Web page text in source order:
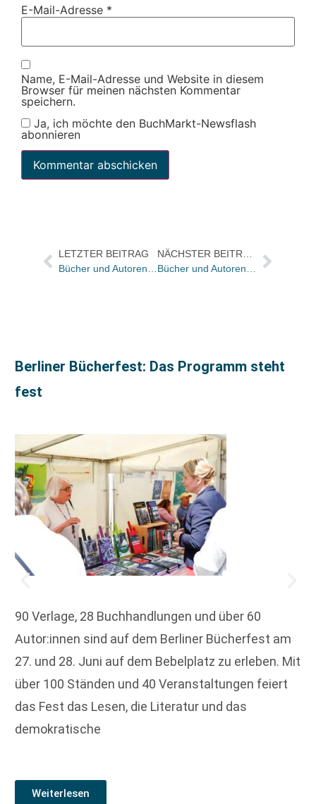
E-Mail-Adresse *
Name, E-Mail-Adresse und Website in diesem
Browser für meinen nächsten Kommentar
speichern.
Ja, ich möchte den BuchMarkt-Newsflash
abonnieren
LETZTER BEITRAG
Berliner Bücherfest: Das Programm steht
fest
90 Verlage, 28 Buchhandlungen und über 60
Autor:innen sind auf dem Berliner Bücherfest am
27. und 28. Juni auf dem Bebelplatz zu erleben. Mit
über 100 Ständen und 40 Veranstaltungen feiert
das Fest das Lesen, die Literatur und das
demokratische
Weiterlesen